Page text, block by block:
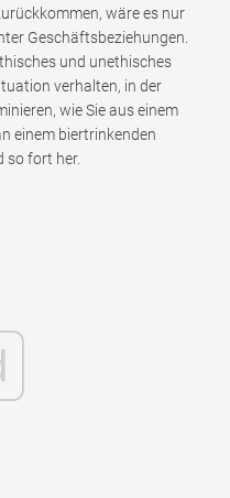
wäre es nur
Geschäftsbeziehungen.
und unethisches
verhalten, in der
wie Sie aus einem
einem biertrinkenden
so fort her.